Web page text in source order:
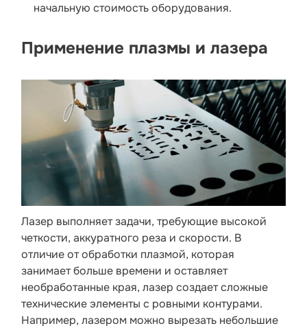
начальную стоимость оборудования.
Применение плазмы и лазера
Лазер выполняет задачи, требующие высокой
четкости, аккуратного реза и скорости. В
отличие от обработки плазмой, которая
занимает больше времени и оставляет
необработанные края, лазер создает сложные
технические элементы с ровными контурами.
Например, лазером можно вырезать небольшие